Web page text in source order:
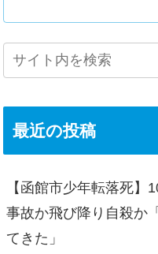
最近の投稿
【函館市少年転落死】
事故か飛び降り自殺か
てきた」